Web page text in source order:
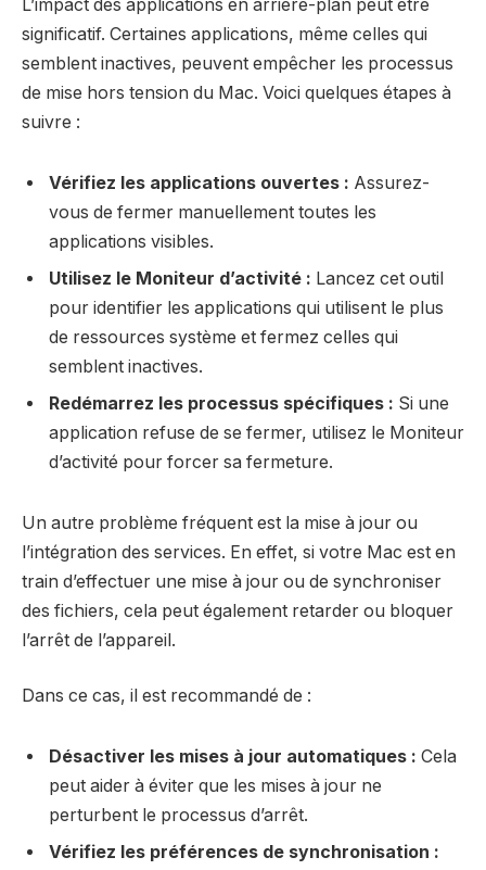
L’impact des applications en arrière-plan peut être
significatif. Certaines applications, même celles qui
semblent inactives, peuvent empêcher les processus
de mise hors tension du Mac. Voici quelques étapes à
suivre :
Vérifiez les applications ouvertes : Assurez-
vous de fermer manuellement toutes les
applications visibles.
Utilisez le Moniteur d’activité : Lancez cet outil
pour identifier les applications qui utilisent le plus
de ressources système et fermez celles qui
semblent inactives.
Redémarrez les processus spécifiques : Si une
application refuse de se fermer, utilisez le Moniteur
d’activité pour forcer sa fermeture.
Un autre problème fréquent est la mise à jour ou
l’intégration des services. En effet, si votre Mac est en
train d’effectuer une mise à jour ou de synchroniser
des fichiers, cela peut également retarder ou bloquer
l’arrêt de l’appareil.
Dans ce cas, il est recommandé de :
Désactiver les mises à jour automatiques : Cela
peut aider à éviter que les mises à jour ne
perturbent le processus d’arrêt.
Vérifiez les préférences de synchronisation :